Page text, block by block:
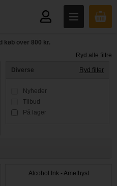
køb over 800 kr.
Ryd alle filtre
Diverse Ryd filter
Nyheder
Tilbud
På lager
Alcohol Ink - Amethyst